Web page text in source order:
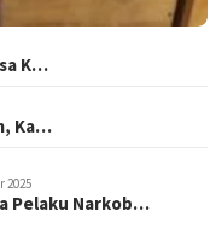
K…
Ka…
2025
Pelaku Narkob…